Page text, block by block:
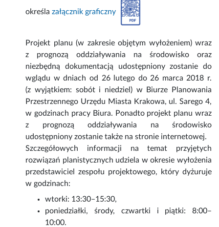
określazałącznik graficzny
Projekt planu (w zakresie objętym wyłożeniem) wraz
z prognozą oddziaływania na środowisko oraz
niezbędną dokumentacją udostępniony zostanie do
wglądu w dniach od 26 lutego do 26 marca 2018 r.
(z wyjątkiem: sobót i niedziel) w Biurze Planowania
Przestrzennego Urzędu Miasta Krakowa, ul. Sarego 4,
w godzinach pracy Biura. Ponadto projekt planu wraz
z prognozą oddziaływania na środowisko
udostępniony zostanie także na stronie internetowej.
Szczegółowych informacji na temat przyjętych
rozwiązań planistycznych udziela w okresie wyłożenia
przedstawiciel zespołu projektowego, który dyżuruje
w godzinach:
wtorki: 13:30–15:30,
poniedziałki, środy, czwartki i piątki: 8:00–
10:00.